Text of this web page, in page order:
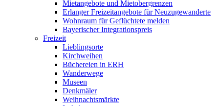
Mietangebote und Mietobergrenzen
Erlanger Freizeitangebote für Neuzugewanderte
Wohnraum für Geflüchtete melden
Bayerischer Integrationspreis
Freizeit
Lieblingsorte
Kirchweihen
Büchereien in ERH
Wanderwege
Museen
Denkmäler
Weihnachtsmärkte